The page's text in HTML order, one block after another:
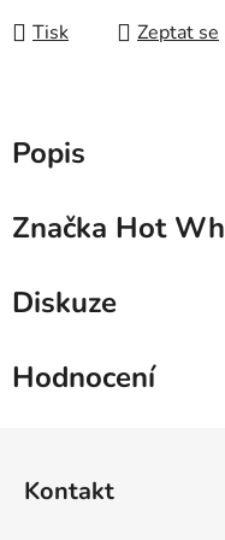
Tisk Zeptat se
Popis
Značka Hot
Diskuze
Hodnocení
Kontakt